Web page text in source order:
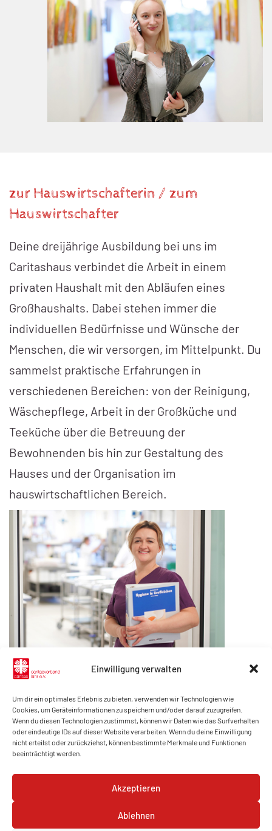
Einwilligung verwalten
Um dir ein optimales Erlebnis zu bieten, verwenden wir Technologien wie
Cookies, um Geräteinformationen zu speichern und/oder darauf zuzugreifen.
Wenn du diesen Technologien zustimmst, können wir Daten wie das Surfverhalten
oder eindeutige IDs auf dieser Website verarbeiten. Wenn du deine Einwilligung
nicht erteilst oder zurückziehst, können bestimmte Merkmale und Funktionen
beeinträchtigt werden.
Akzeptieren
Ablehnen
zur Hauswirtschafterin / zum
Hauswirtschafter
Deine dreijährige Ausbildung bei uns im
Caritashaus verbindet die Arbeit in einem
privaten Haushalt mit den Abläufen eines
Großhaushalts. Dabei stehen immer die
individuellen Bedürfnisse und Wünsche der
Menschen, die wir versorgen, im Mittelpunkt. Du
sammelst praktische Erfahrungen in
verschiedenen Bereichen: von der Reinigung,
Wäschepflege, Arbeit in der Großküche und
Teeküche über die Betreuung der
Bewohnenden bis hin zur Gestaltung des
Hauses und der Organisation im
hauswirtschaftlichen Bereich.
Folge uns auf Social Media!
@caritaslahr
@caritas_lahr